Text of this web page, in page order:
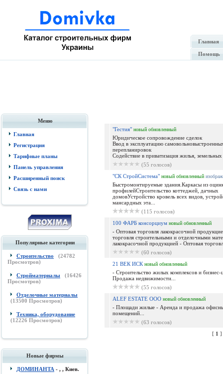
Главная
Помощь
Меню
Главная
Регистрация
Тарифные планы
Панель управления
Расширенный поиск
Связь с нами
Популярные категории
Строительство (24782
Просмотров)
Стройматериалы (16426
Просмотров)
Отделочные материалы
(13500 Просмотров)
Техника, оборудование
(12226 Просмотров)
Новые фирмы
ДОМИНАНТА - , , Киев.
"Гестия" новый обновленный
Юридическое сопровождение сделок
Ввод в эксплуатацию
перепланировок
Содействие в приватизация жилья, земельных
(55 голосов)
"СК СтройСистема" новый обновленный
Быстромонтируемые здания.Каркасы из
профилейСтроительство коттеджей, дачных
домовУстройство кровель всех видов,
мансардных эта...
(115 голосов)
100 ФАРБ консорциум новый обновленный
- Оптовая торговля лакокрасочной
торговля строительными и отделочными
лакокрасочной продукцией - Оптовая
(60 голосов)
21 ВЕК ИСК новый обновленный
- Строительство жилых комплексов и бизнес-
Продажа недвижимости...
(55 голосов)
ALEF ESTATE ООО новый обновленный
- Площади жилые - Аренда и продажа
помещений...
(63 голосов)
[ 1 ]